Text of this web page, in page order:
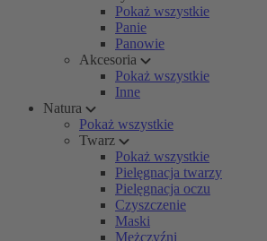
Pokaż wszystkie
Panie
Panowie
Akcesoria
Pokaż wszystkie
Inne
Natura
Pokaż wszystkie
Twarz
Pokaż wszystkie
Pielęgnacja twarzy
Pielęgnacja oczu
Czyszczenie
Maski
Mężczyźni